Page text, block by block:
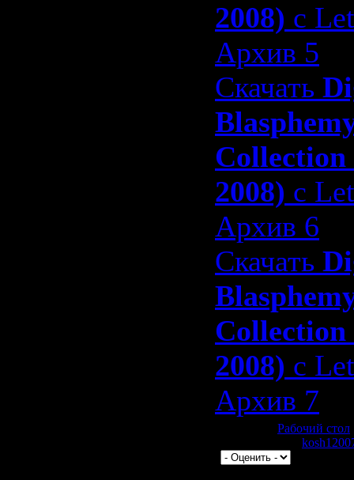
2008) с
Архив 5
Скачать
Collection
2008) с
Архив 6
Скачать
Collection
2008) с
Архив 7
Рабочий стол